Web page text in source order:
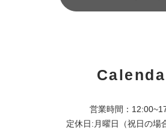
営業時間：
定休日:月曜日（祝日の場